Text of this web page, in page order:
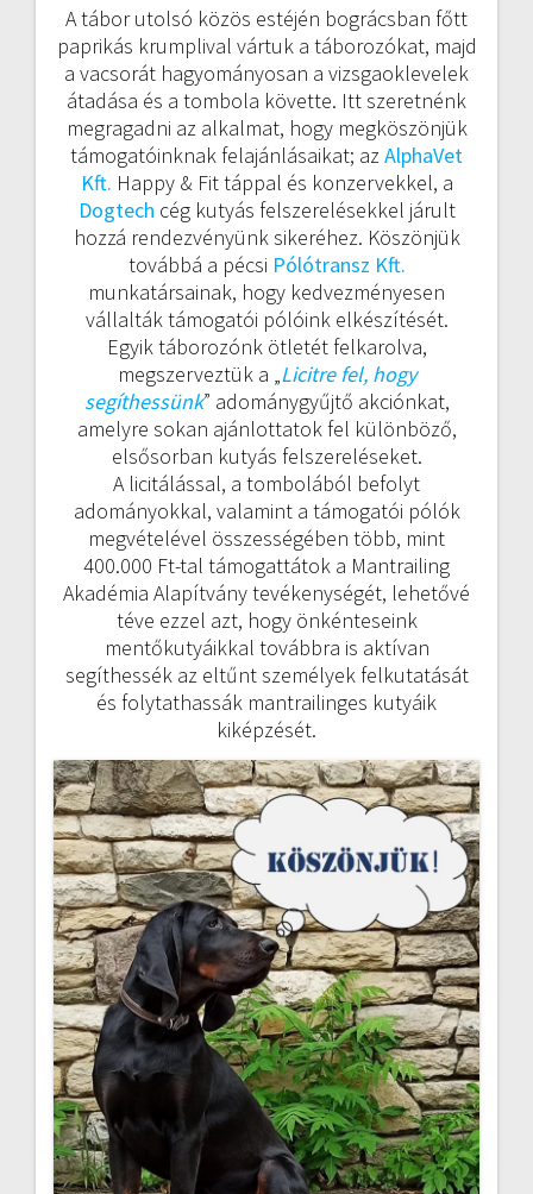
A tábor utolsó közös estéjén bográcsban főtt
paprikás krumplival vártuk a táborozókat, majd
a vacsorát hagyományosan a vizsgaoklevelek
átadása és a tombola követte. Itt szeretnénk
megragadni az alkalmat, hogy megköszönjük
támogatóinknak felajánlásaikat; azAlphaVet
Kft. Happy & Fit táppal és konzervekkel, a
Dogtech cég kutyás felszerelésekkel járult
hozzá rendezvényünk sikeréhez. Köszönjük
továbbá a pécsi Pólótransz Kft.
munkatársainak, hogy kedvezményesen
vállalták támogatói pólóink elkészítését.
Egyik táborozónk ötletét felkarolva,
megszerveztük a „Licitre fel, hogy
segíthessünk” adománygyűjtő akciónkat,
amelyre sokan ajánlottatok fel különböző,
elsősorban kutyás felszereléseket.
A licitálással, a tombolából befolyt
adományokkal, valamint a támogatói pólók
megvételével összességében több, mint
400.000 Ft-tal támogattátok a Mantrailing
Akadémia Alapítvány tevékenységét, lehetővé
téve ezzel azt, hogy önkénteseink
mentőkutyáikkal továbbra is aktívan
segíthessék az eltűnt személyek felkutatását
és folytathassák mantrailinges kutyáik
kiképzését.